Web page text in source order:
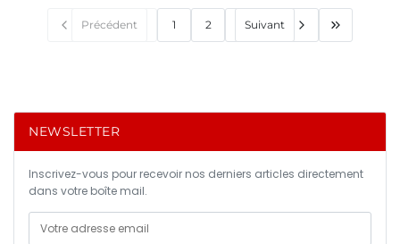
Précédent 1 2 Suivant
NEWSLETTER
Inscrivez-vous pour recevoir nos derniers articles directement
dans votre boîte mail.